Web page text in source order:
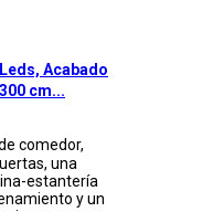
Acabado
cm...
comedor,
una
estantería
y un